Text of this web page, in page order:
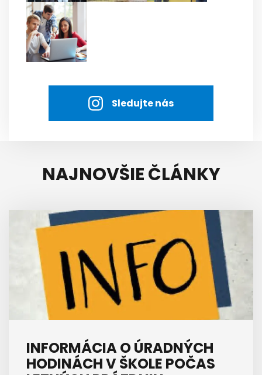
Sledujte nás
NAJNOVŠIE ČLÁNKY
INFORMÁCIA O ÚRADNÝCH
HODINÁCH V ŠKOLE POČAS